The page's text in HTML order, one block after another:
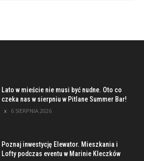
Lato w mieście nie musi być nudne. Oto co
czeka nas w sierpniu w Pitlane Summer Bar!
6 SIERPNIA 2026
Poznaj inwestycję Elewator. Mieszkania i
Lofty podczas eventu w Marinie Kleczków